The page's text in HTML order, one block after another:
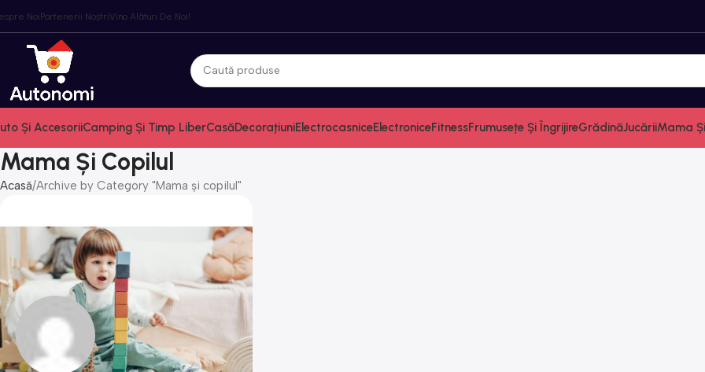
NoiPartenerii NoștriVino Alături De Noi!
Și AccesoriiCamping Și Timp LiberCasăDecorațiuniElectrocasniceElectroniceFitnessFrumusețe Și ÎngrijireGrădinăJucăriiMama
Mama Și Copilul
Acasă Archive by Category "Mama și copilul"